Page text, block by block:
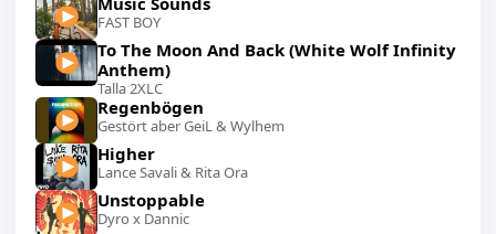
FAST BOY
To The Moon And Back (White Wolf Infinity
Anthem)
Talla 2XLC
Regenbögen
Gestört aber GeiL & Wylhem
Higher
Lance Savali & Rita Ora
Unstoppable
Dyro x Dannic